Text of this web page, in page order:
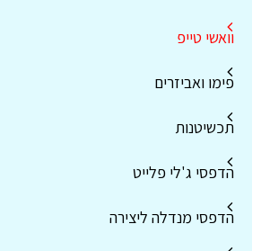
וואשי טייפ
פימו ואביזרים
תכשיטנות
הדפסי ג'לי פלייט
הדפסי מנדלה ליצירה